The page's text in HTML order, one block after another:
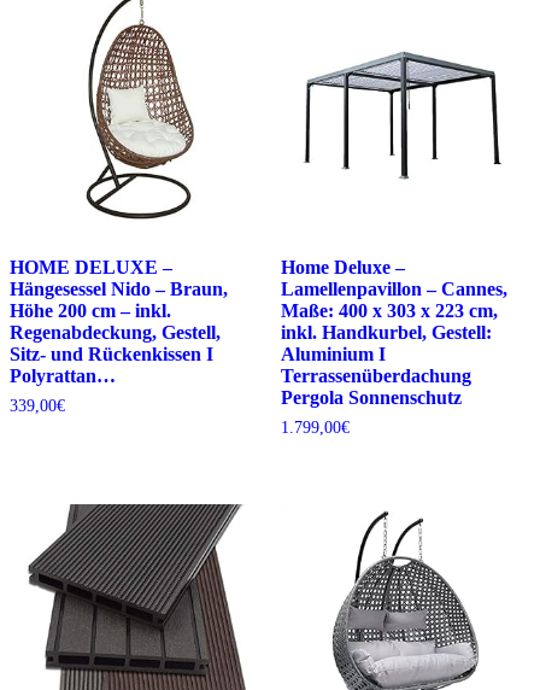
HOME DELUXE –
Hängesessel Nido – Braun,
Höhe 200 cm – inkl.
Regenabdeckung, Gestell,
Sitz- und Rückenkissen I
Polyrattan…
339,00€
Home Deluxe –
Lamellenpavillon – Cannes,
Maße: 400 x 303 x 223 cm,
inkl. Handkurbel, Gestell:
Aluminium I
Terrassenüberdachung
Pergola Sonnenschutz
1.799,00€